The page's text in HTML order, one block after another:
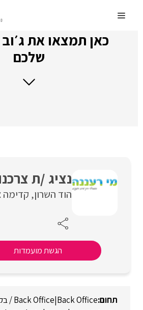
לתוכןMenu
כאן תמצאו את
שלכם
נציג /ת
הוד השרון קדימה
הגשת מועמדות
Back Office
|Back Office / בק אופיס